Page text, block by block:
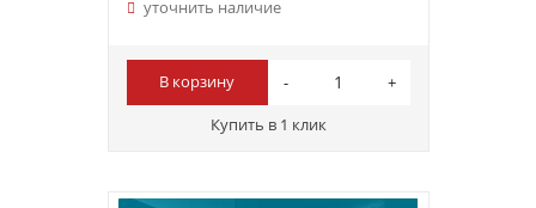
уточнить наличие
В корзину
Купить в 1 клик